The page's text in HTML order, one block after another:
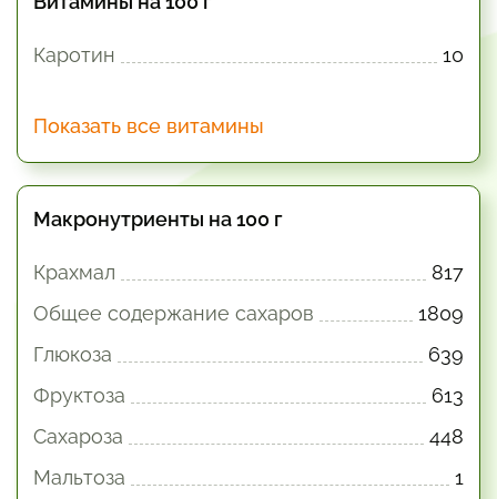
Каротин 10
Показать все витамины
Макронутриенты на 100 г
Крахмал
817
Общее содержание сахаров
1809
Глюкоза
639
Фруктоза
613
Сахароза
448
Мальтоза
1